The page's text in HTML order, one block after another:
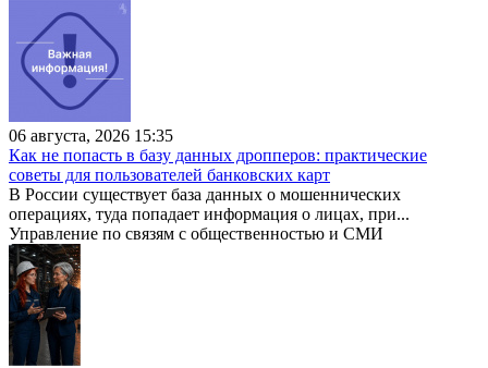
06 августа, 2026 15:35
Как не попасть в базу данных дропперов: практические
советы для пользователей банковских карт
В России существует база данных о мошеннических
операциях, туда попадает информация о лицах, при...
Управление по связям с общественностью и СМИ